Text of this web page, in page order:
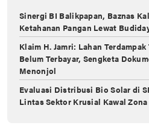
Sinergi BI Balikpapan, Baznas
Ketahanan Pangan Lewat
Klaim H. Jamri: Lahan
Belum Terbayar, Sengketa
Menonjol
Evaluasi Distribusi Bio Solar di
Lintas ‎Sektor Krusial Kawal Zona